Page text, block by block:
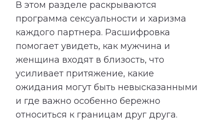
В этом разделе раскрываются
программа сексуальности и харизма
каждого партнера. Расшифровка
помогает увидеть, как мужчина и
женщина входят в близость, что
усиливает притяжение, какие
ожидания могут быть невысказанными
и где важно особенно бережно
относиться к границам друг друга.